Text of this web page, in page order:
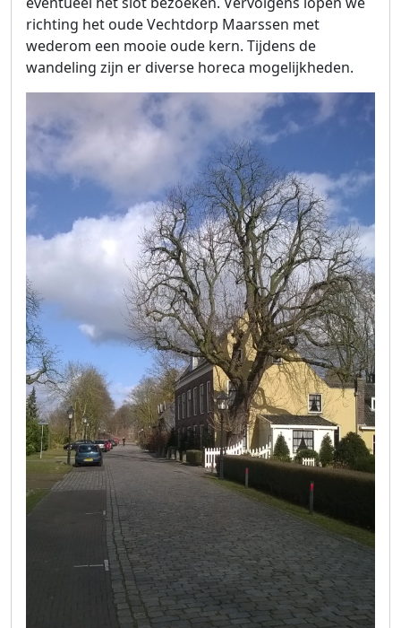
richting het oude Vechtdorp Maarssen met
wederom een mooie oude kern. Tijdens de
wandeling zijn er diverse horeca mogelijkheden.